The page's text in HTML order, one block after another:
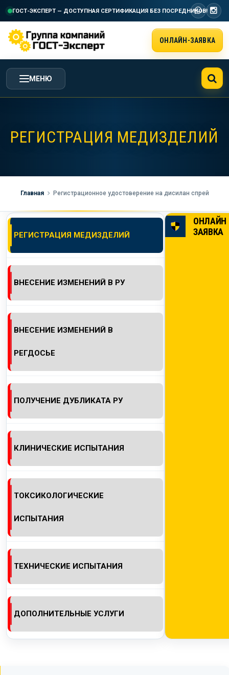
ГОСТ-ЭКСПЕРТ — ДОСТУПНАЯ СЕРТИФИКАЦИЯ БЕЗ ПОСРЕДНИКОВ!
ОНЛАЙН-ЗАЯВКА
МЕНЮ
УСЛУГИ ГК ГОСТ-ЭКСПЕРТ
СТОИМОСТЬ РАБОТ
НАША КОМПАНИЯ
КОНТАКТЫ
РЕГИСТРАЦИЯ МЕДИЗДЕЛИЙ
Главная Регистрационное удостоверение на дисилан спрей
РЕГИСТРАЦИЯ МЕДИЗДЕЛИЙ
ВНЕСЕНИЕ ИЗМЕНЕНИЙ В РУ
ВНЕСЕНИЕ ИЗМЕНЕНИЙ В
РЕГДОСЬЕ
ПОЛУЧЕНИЕ ДУБЛИКАТА РУ
КЛИНИЧЕСКИЕ ИСПЫТАНИЯ
ТОКСИКОЛОГИЧЕСКИЕ
ИСПЫТАНИЯ
ТЕХНИЧЕСКИЕ ИСПЫТАНИЯ
ДОПОЛНИТЕЛЬНЫЕ УСЛУГИ
ОНЛАЙН
ЗАЯВКА